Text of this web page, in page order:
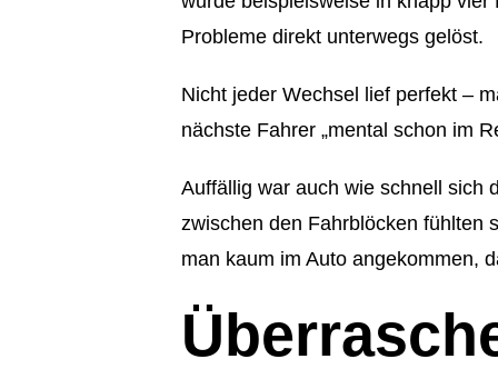
Probleme direkt unterwegs gelöst.
Nicht jeder Wechsel lief perfekt –
nächste Fahrer „mental schon im
Auffällig war auch wie schnell sich
zwischen den Fahrblöcken fühlten
man kaum im Auto angekommen,